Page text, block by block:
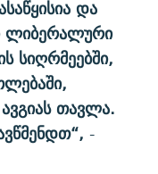
და
ლიბერალური
სიღრმეებში,
თავლა.
-